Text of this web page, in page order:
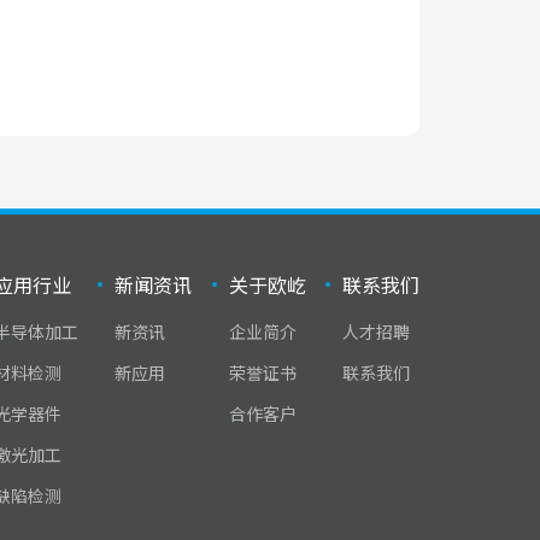
用行业
导体加工
料检测
学器件
光加工
陷检测
新闻资讯
新资讯
新应用
关于欧屹
企业简介
荣誉证书
合作客户
联系我们
人才招聘
联系我们